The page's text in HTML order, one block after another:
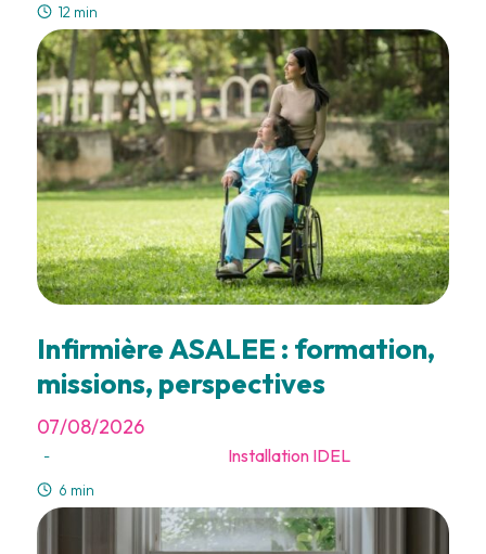
12 min
Infirmière ASALEE : formation,
missions, perspectives
07/08/2026
- Installation IDEL
6 min